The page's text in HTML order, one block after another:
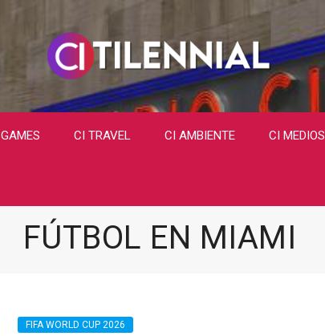
GAMES CI TRAVEL CI AMBIENTE CI MEDIOS
FÚTBOL EN MIAMI
FIFA WORLD CUP 2026